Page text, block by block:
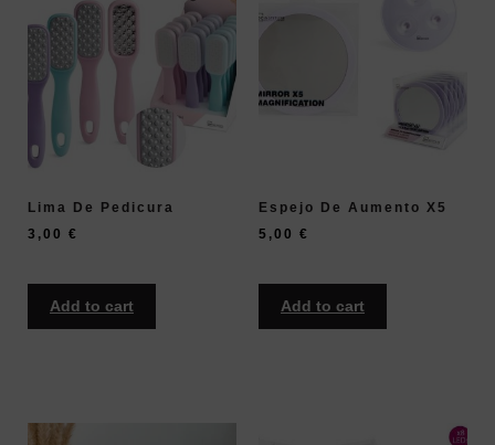
Lima De Pedicura
3,00 €
Add to cart
Espejo De Aumento X5
5,00 €
Add to cart